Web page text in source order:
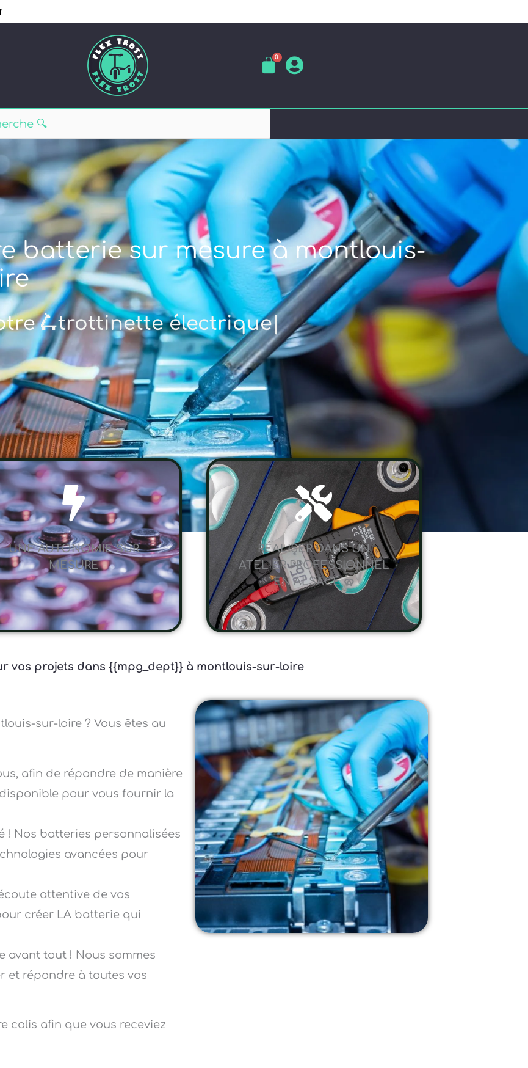
batterie sur mesure à montlouis-
🚲 vél
UNE AUTONOMIE SUR
MESURE
RÉALISER DANS UN
ATELIER PROFESSIONNEL
EN ALSACE 🥨
vos projets dans {{mpg_dept}} à montlouis-sur-loire
sur-loire ? Vous êtes au
afin de répondre de manière
pour vous fournir la
! Nos batteries personnalisées
avancées pour
attentive de vos
créer LA batterie qui
avant tout ! Nous sommes
et répondre à toutes vos
colis afin que vous receviez